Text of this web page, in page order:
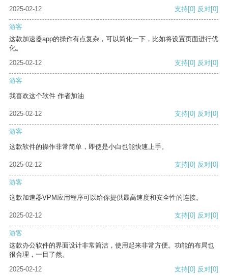
2025-02-12 支持[0] 反对[0]
游客
这款加速器app的操作有点复杂，可以简化一下，比如将设置页面进行优
化。
2025-02-12
支持[0] 反对[0]
游客
我喜欢这个软件 作者加油
2025-02-12 支持[0] 反对[0]
游客
这款软件的操作非常简单，即使是小白也能快速上手。
2025-02-12 支持[0] 反对[0]
游客
这款加速器VPM应用程序可以给你提供最高速度和安全性的连接。
2025-02-12 支持[0] 反对[0]
游客
这款办公软件的界面设计非常简洁，使用起来非常方便。功能的布局也
很合理，一目了然。
2025-02-12
支持[0] 反对[0]